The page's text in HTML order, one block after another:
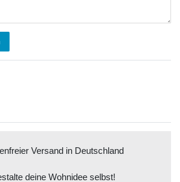
Versand in Deutschland
deine Wohnidee selbst!